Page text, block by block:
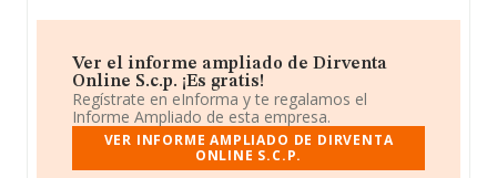
Ver el informe ampliado de Dirventa
Online S.c.p. ¡Es gratis!
Regístrate en eInforma y te regalamos el
Informe Ampliado de esta empresa.
VER INFORME AMPLIADO DE DIRVENTA
ONLINE S.C.P.